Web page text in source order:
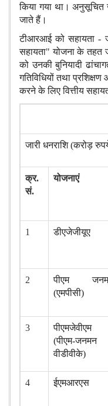
किया गया था। अनुसूचित
जाते हैं।
टीआरआई को सहायता -
सहायता" योजना के तहत
को उनकी बुनियादी
गतिविधियों तथा
करने के लिए वित्तीय
जारी धनराशि (करोड़
क्र.
सं.
योजनाएं
1 डीएजेजीयूए
2
पीएम
(एमपीसी)
3
पीएमजेवीएम
(पीएम-जनमन
वीडीवीके)
4 ईएमआरएस